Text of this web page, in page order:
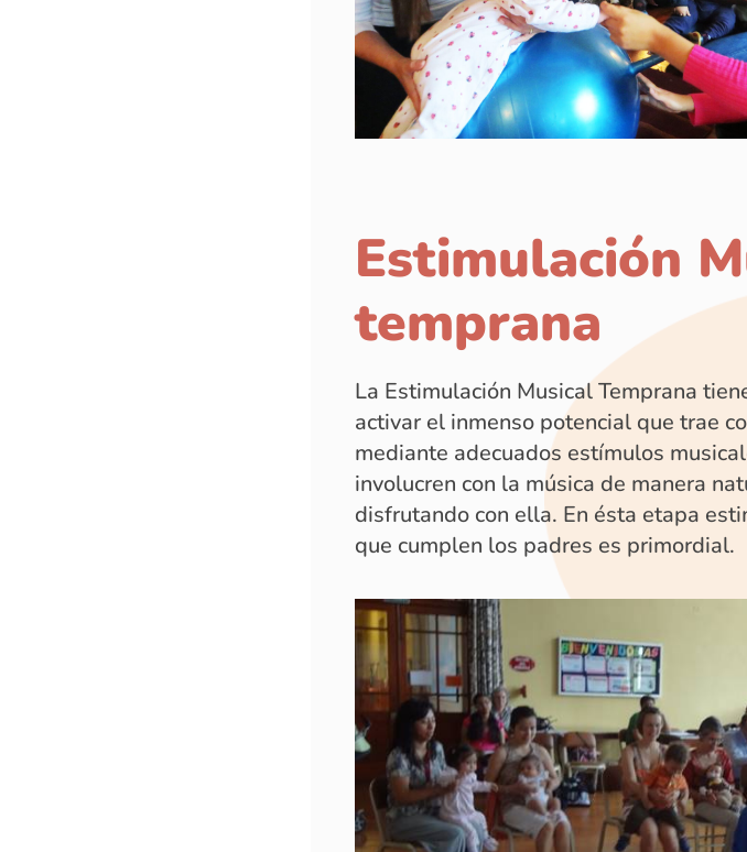
Estimulación
temprana
La Estimulación Musical Temprana
activar el inmenso potencial que trae
mediante adecuados estímulos
involucren con la música de manera
disfrutando con ella. En ésta etapa
que cumplen los padres es primordial.